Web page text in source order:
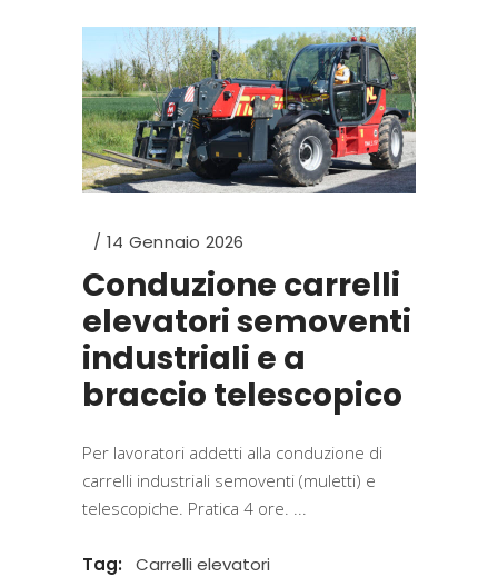
14 Gennaio 2026
Conduzione carrelli
elevatori semoventi
industriali e a
braccio telescopico
Per lavoratori addetti alla conduzione di
carrelli industriali semoventi (muletti) e
telescopiche. Pratica 4 ore.
Tag:
Carrelli elevatori